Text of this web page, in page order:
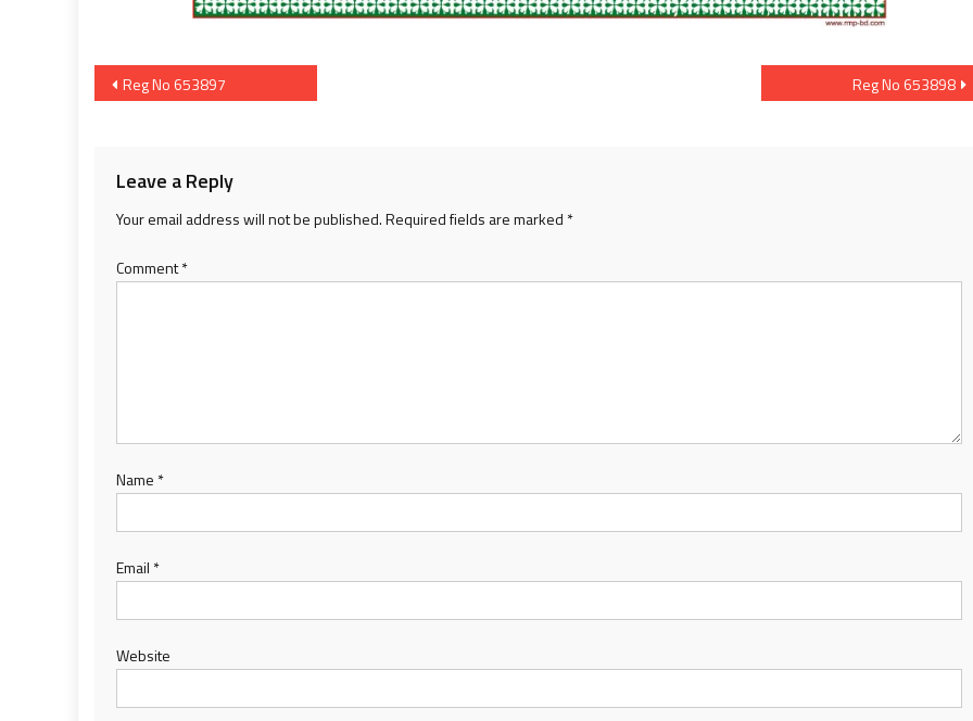
Post
Reg No 653897 Reg No 653898
Leave a Reply
Your email address will not be published.Required fields are marked *
Comment*
Name *
Email *
Website